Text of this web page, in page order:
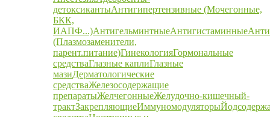
детоксикантыАнтигипертензивные (Мочегонные,
БКК,
ИАПФ...)АнтигельминтныеАнтигистаминные
(Плазмозаменители,
парент.питание)ГинекологияГормональные
средстваГлазные каплиГлазные
мазиДерматологические
средстваЖелезосодержащие
препаратыЖелчегонныеЖелудочно-кишечный-
трактЗакрепляющиеИммуномодуляторы